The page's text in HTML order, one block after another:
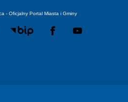
- Oficjalny Portal Miasta i Gminy